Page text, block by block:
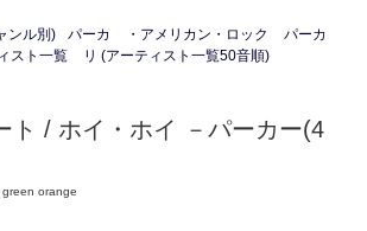
ンル別)
パーカ ・アメリカン・ロック
パーカ
スト一覧
リ (アーティスト一覧50音順)
ト / ホイ・ホイ －パーカー(4
orange